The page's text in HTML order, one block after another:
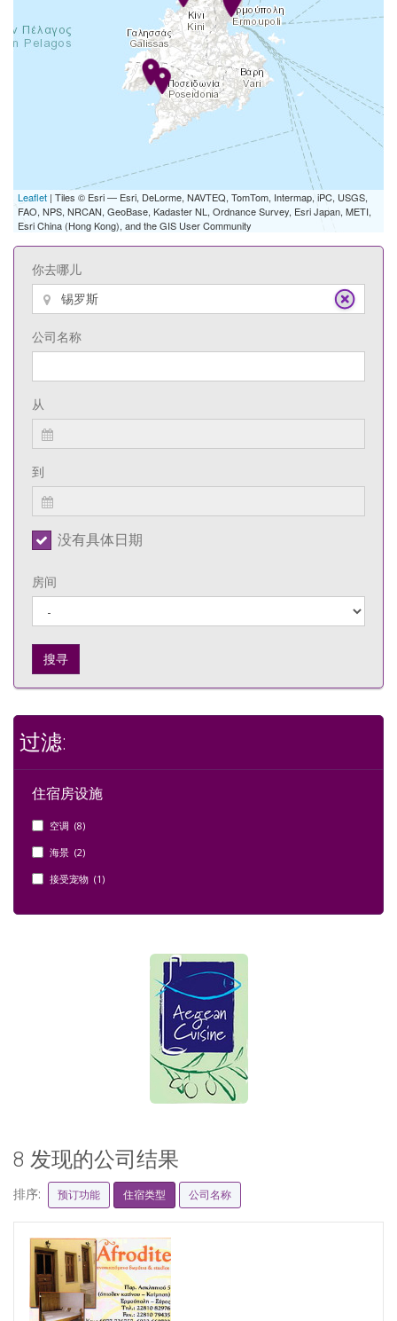
Leaflet | Tiles © Esri — Esri, DeLorme, NAVTEQ, TomTom, Intermap, iPC, USGS,
FAO, NPS, NRCAN, GeoBase, Kadaster NL, Ordnance Survey, Esri Japan, METI,
Esri China (Hong Kong), and the GIS User Community
你去哪儿
公司名称
从
到
没有具体日期
房间
搜寻
过滤:
住宿房设施
空调 (8)
海景 (2)
接受宠物 (1)
8 发现的公司结果
排序: 预订功能 住宿类型 公司名称